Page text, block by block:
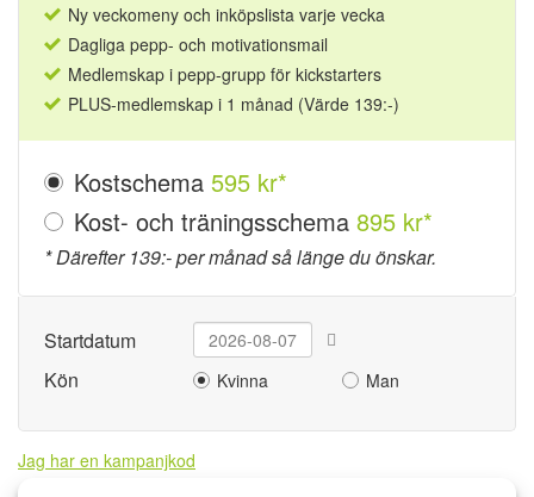
Ny veckomeny och inköpslista varje vecka
Dagliga pepp- och motivationsmail
Medlemskap i pepp-grupp för kickstarters
PLUS-medlemskap i 1 månad (Värde 139:-)
Kostschema 595 kr*
Kost- och träningsschema 895 kr*
* Därefter 139:- per månad så länge du önskar.
Startdatum
Kön
Kvinna Man
Jag har en kampanjkod